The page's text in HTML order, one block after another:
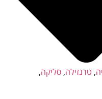
, טרנזילה, סליקה,